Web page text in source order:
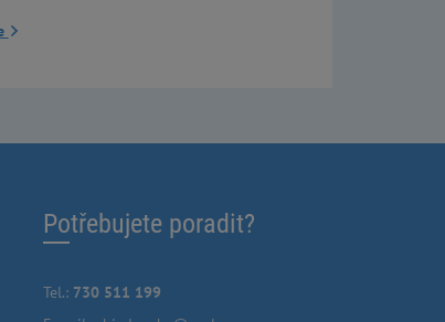
Potřebujete poradit?
Tel.: 730 511 199